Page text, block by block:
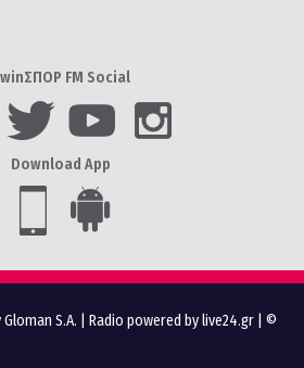
FM Social
Download App
S.A. Radio powered by live24.gr | ©